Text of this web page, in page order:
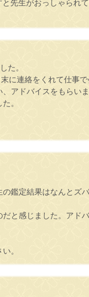
先生がおっしゃられ
た。
に連絡をくれて仕事で
アドバイスをもらいま
。
鑑定結果はなんとズバ
と感じました。アド
。